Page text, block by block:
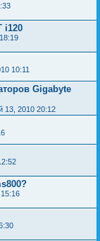
i120
10:11
Gigabyte
13, 2010 20:12